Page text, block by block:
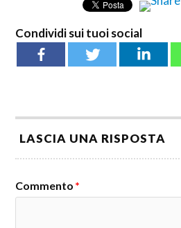
Condividi sui tuoi social
LASCIA UNA RISPOSTA
Commento *